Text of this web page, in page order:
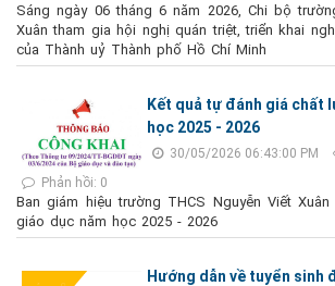
Sáng ngày 06 tháng 6 năm 2026, Chi bộ
Xuân tham gia hội nghị quán triệt, triển khai
của Thành uỷ Thành phố Hồ Chí Minh
Kết quả tự đánh giá chất
học 2025 - 2026
30/05/2026 06:43:00 PM
Phản hồi: 0
Ban giám hiệu trường THCS Nguyễn Viết
giáo dục năm học 2025 - 2026
Hướng dẫn về tuyển sinh